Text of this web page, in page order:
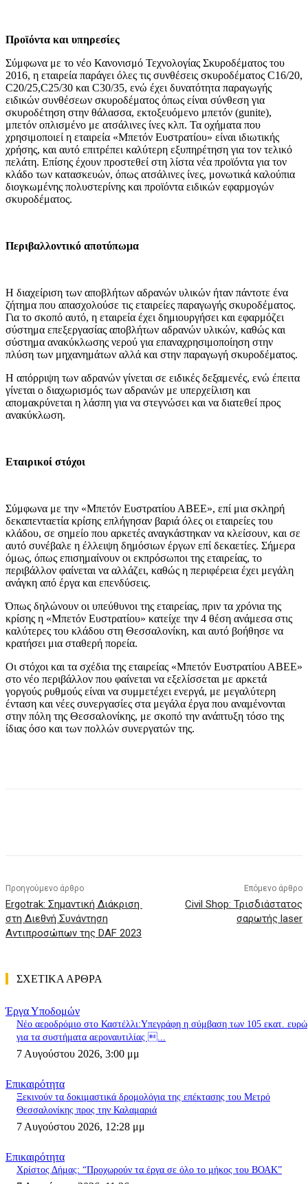
Προϊόντα και υπηρεσίες
Σύμφωνα με το νέο Κανονισμό Τεχνολογίας Σκυροδέματος του
2016, η εταιρεία παράγει όλες τις συνθέσεις σκυροδέματος C16/20,
C20/25,C25/30 και C30/35, ενώ έχει δυνατότητα παραγωγής
ειδικών συνθέσεων σκυροδέματος όπως είναι σύνθεση για
σκυροδέτηση στην θάλασσα, εκτοξευόμενο μπετόν (gunite),
μπετόν οπλισμένο με ατσάλινες ίνες κλπ. Τα οχήματα που
χρησιμοποιεί η εταιρεία «Μπετόν Ευστρατίου» είναι ιδιωτικής
χρήσης, και αυτό επιτρέπει καλύτερη εξυπηρέτηση για τον τελικό
πελάτη. Επίσης έχουν προστεθεί στη λίστα νέα προϊόντα για τον
κλάδο των κατασκευών, όπως ατσάλινες ίνες, μονωτικά καλούπια
διογκωμένης πολυστερίνης και προϊόντα ειδικών εφαρμογών
σκυροδέματος.
Περιβαλλοντικό αποτύπωμα
Η διαχείριση των αποβλήτων αδρανών υλικών ήταν πάντοτε ένα
ζήτημα που απασχολούσε τις εταιρείες παραγωγής σκυροδέματος.
Για το σκοπό αυτό, η εταιρεία έχει δημιουργήσει και εφαρμόζει
σύστημα επεξεργασίας αποβλήτων αδρανών υλικών, καθώς και
σύστημα ανακύκλωσης νερού για επαναχρησιμοποίηση στην
πλύση των μηχανημάτων αλλά και στην παραγωγή σκυροδέματος.
Η απόρριψη των αδρανών γίνεται σε ειδικές δεξαμενές, ενώ έπειτα
γίνεται ο διαχωρισμός των αδρανών με υπερχείλιση και
απομακρύνεται η λάσπη για να στεγνώσει και να διατεθεί προς
ανακύκλωση.
Εταιρικοί στόχοι
Σύμφωνα με την «Μπετόν Ευστρατίου ΑΒΕΕ», επί μια σκληρή
δεκαπενταετία κρίσης επλήγησαν βαριά όλες οι εταιρείες του
κλάδου, σε σημείο που αρκετές αναγκάστηκαν να κλείσουν, και σε
αυτό συνέβαλε η έλλειψη δημόσιων έργων επί δεκαετίες. Σήμερα
όμως, όπως επισημαίνουν οι εκπρόσωποι της εταιρείας, το
περιβάλλον φαίνεται να αλλάζει, καθώς η περιφέρεια έχει μεγάλη
ανάγκη από έργα και επενδύσεις.
Όπως δηλώνουν οι υπεύθυνοι της εταιρείας, πριν τα χρόνια της
κρίσης η «Μπετόν Ευστρατίου» κατείχε την 4 θέση ανάμεσα στις
καλύτερες του κλάδου στη Θεσσαλονίκη, και αυτό βοήθησε να
κρατήσει μια σταθερή πορεία.
Οι στόχοι και τα σχέδια της εταιρείας «Μπετόν Ευστρατίου ΑΒΕΕ»
στο νέο περιβάλλον που φαίνεται να εξελίσσεται με αρκετά
γοργούς ρυθμούς είναι να συμμετέχει ενεργά, με μεγαλύτερη
ένταση και νέες συνεργασίες στα μεγάλα έργα που αναμένονται
στην πόλη της Θεσσαλονίκης, με σκοπό την ανάπτυξη τόσο της
ίδιας όσο και των πολλών συνεργατών της.
Προηγούμενο άρθρο
Ergotrak: Σημαντική Διάκριση
στη Διεθνή Συνάντηση
Αντιπροσώπων της DAF 2023
Επόμενο άρθρο
Civil Shop: Τρισδιάστατος
σαρωτής laser
ΣΧΕΤΙΚΑ ΑΡΘΡΑ
Έργα Υποδομών
Nέο αεροδρόμιο στο Καστέλλι:Υπεγράφη η σύμβαση των 105 εκατ. ευρώ
για τα συστήματα αεροναυτιλίας ...
7 Αυγούστου 2026, 3:00 μμ
Επικαιρότητα
Ξεκινούν τα δοκιμαστικά δρομολόγια της επέκτασης του Μετρό
Θεσσαλονίκης προς την Καλαμαριά
7 Αυγούστου 2026, 12:28 μμ
Επικαιρότητα
Χρίστος Δήμας: “Προχωρούν τα έργα σε όλο το μήκος του ΒΟΑΚ”